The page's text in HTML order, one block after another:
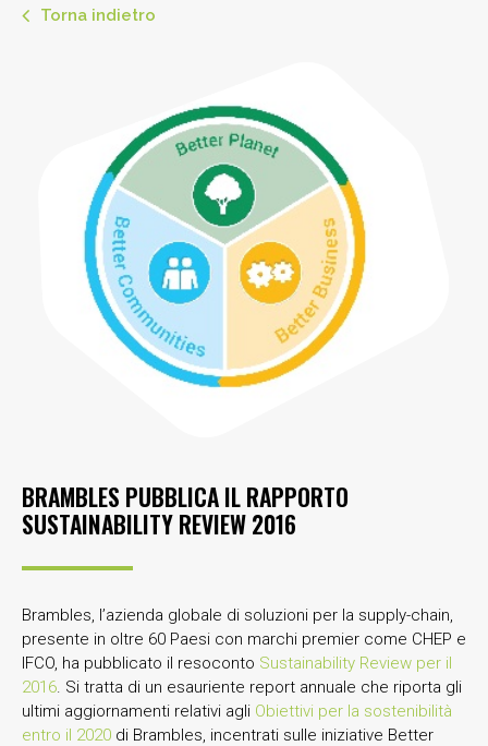
Torna indietro
BRAMBLES PUBBLICA IL RAPPORTO
SUSTAINABILITY REVIEW 2016
Brambles, l’azienda globale di soluzioni per la supply-chain,
presente in oltre 60 Paesi con marchi premier come CHEP e
IFCO, ha pubblicato il resoconto Sustainability Review per il
2016. Si tratta di un esauriente report annuale che riporta gli
ultimi aggiornamenti relativi agli Obiettivi per la sostenibilità
entro il 2020 di Brambles, incentrati sulle iniziative Better